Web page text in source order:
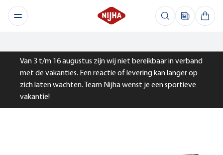
Van 3 t/m 16 augustus zijn wij niet bereikbaar in verband
met de vakanties. Een reactie of levering kan langer op
zich laten wachten. Team Nijha wenst je een sportieve
vakantie!